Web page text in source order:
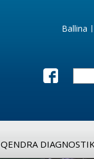
Ballina
QENDRA